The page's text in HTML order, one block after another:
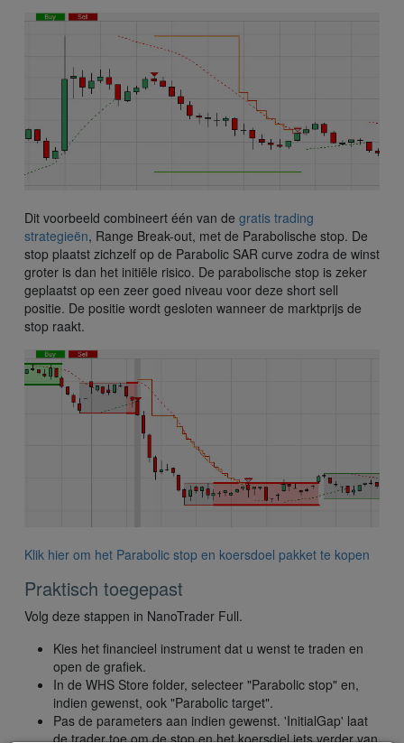
Dit voorbeeld combineert één van de gratis trading
strategieën, Range Break-out, met de Parabolische stop. De
stop plaatst zichzelf op de Parabolic SAR curve zodra de winst
groter is dan het initiële risico. De parabolische stop is zeker
geplaatst op een zeer goed niveau voor deze short sell
positie. De positie wordt gesloten wanneer de marktprijs de
stop raakt.
Klik hier om het Parabolic stop en koersdoel pakket te kopen
Praktisch toegepast
Volg deze stappen in NanoTrader Full.
Kies het financieel instrument dat u wenst te traden en
open de grafiek.
In de WHS Store folder, selecteer "Parabolic stop" en,
indien gewenst, ook "Parabolic target".
Pas de parameters aan indien gewenst. 'InitialGap' laat
de trader toe om de stop en het koersdiel iets verder van